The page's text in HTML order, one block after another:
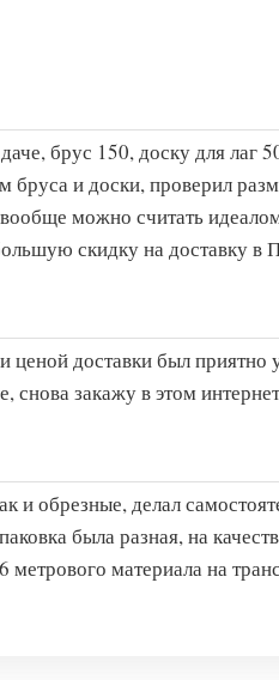
брус 150, доску для лаг
бруса и доски, проверил
можно считать
скидку на доставку
ценой доставки был
снова закажу в этом
и обрезные, делал
была разная, на
метрового материала на